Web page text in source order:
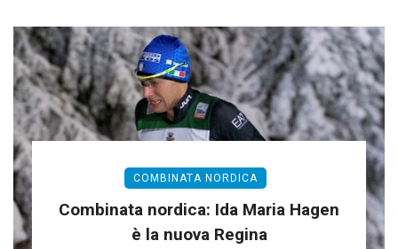
COMBINATA NORDICA
Combinata nordica: Ida Maria Hagen
è la nuova Regina